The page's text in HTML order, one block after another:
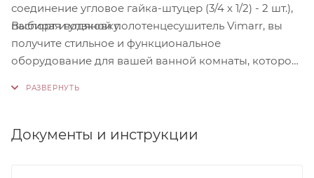
соединение угловое гайка-штуцер (3/4 х 1/2) - 2 шт.),
паспорт и упаковку.
Выбирая водяной полотенцесушитель Vimarr, вы
получите стильное и функциональное
оборудование для вашей ванной комнаты, которое
Документы и инструкции